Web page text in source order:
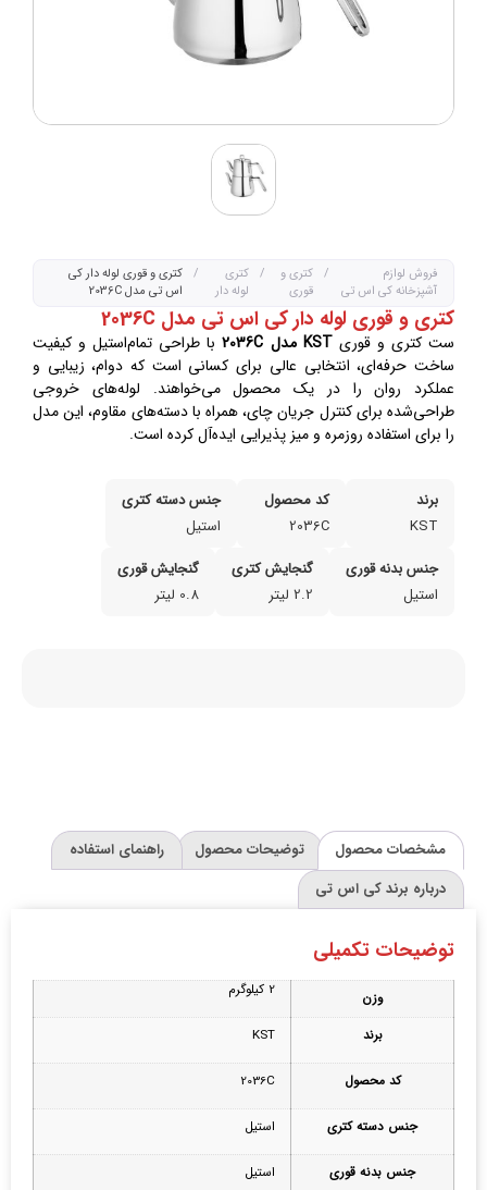
فروش لوازم
آشپزخانه کی اس تی
/ کتری و
قوری
/
کتری
لوله دار
/
کتری و قوری لوله دار کی
اس تی مدل 2036C
کتری و قوری لوله دار کی اس تی مدل 2036C
ست کتری و قوریKST مدل 2036C
با طراحی تمام‌استیل و کیفیت
ساخت حرفه‌ای، انتخابی عالی برای کسانی است که دوام، زیبایی و
عملکرد روان را در یک محصول می‌خواهند. لوله‌های خروجی
طراحی‌شده برای کنترل جریان چای، همراه با دسته‌های مقاوم، این مدل
را برای استفاده روزمره و میز پذیرایی ایده‌آل کرده است.
برند
KST
کد محصول
2036C
جنس دسته کتری
استیل
جنس بدنه قوری
استیل
گنجایش کتری
2.2 لیتر
گنجایش قوری
0.8 لیتر
مشخصات محصول توضیحات محصول
راهنمای استفاده
درباره برند کی اس تی
توضیحات تکمیلی
وزن 2 کیلوگرم
برند KST
کد محصول 2036C
جنس دسته کتری استیل
جنس بدنه قوری استیل